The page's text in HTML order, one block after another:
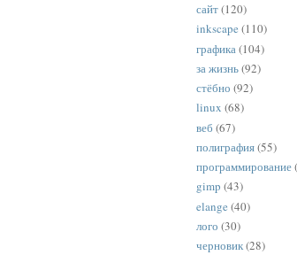
сайт(120)
inkscape (110)
графика(104)
за жизнь(92)
стёбно (92)
linux (68)
веб (67)
полиграфия(55)
программирование
gimp (43)
elange (40)
лого (30)
черновик(28)